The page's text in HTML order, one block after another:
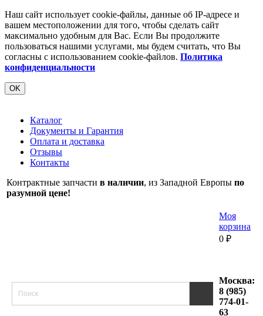
Наш сайт использует cookie-файлы, данные об IP-адресе и
вашем местоположении для того, чтобы сделать сайт
максимально удобным для Вас. Если Вы продолжите
пользоваться нашими услугами, мы будем считать, что Вы
согласны с использованием cookie-файлов. Политика
конфиденциальности
OK
Каталог
Документы и Гарантия
Оплата и доставка
Отзывы
Контакты
Контрактные запчасти в наличии, из Западной Европы по
разумной цене!
Моя
корзина
0 ₽
Москва:
8 (985)
774-01-
63